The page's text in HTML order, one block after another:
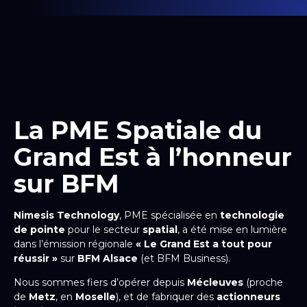
La PME Spatiale du
Grand Est à l’honneur
sur BFM
Nimesis Technology, PME spécialisée en technologie
de pointe pour le secteur spatial, a été mise en lumière
dans l’émission régionale « Le Grand Est a tout pour
réussir » sur BFM Alsace (et BFM Business).
Nous sommes fiers d’opérer depuis Mécleuves (proche
de Metz, en Moselle), et de fabriquer des actionneurs